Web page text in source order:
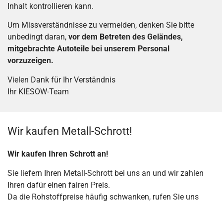
Inhalt kontrollieren kann.
Um Missverständnisse zu vermeiden, denken Sie bitte
unbedingt daran, vor dem Betreten des Geländes,
mitgebrachte Autoteile bei unserem Personal
vorzuzeigen.
Vielen Dank für Ihr Verständnis
Ihr KIESOW-Team
Wir kaufen Metall-Schrott!
Wir kaufen Ihren Schrott an!
Sie liefern Ihren Metall-Schrott bei uns an und wir zahlen
Ihren dafür einen fairen Preis.
Da die Rohstoffpreise häufig schwanken, rufen Sie uns